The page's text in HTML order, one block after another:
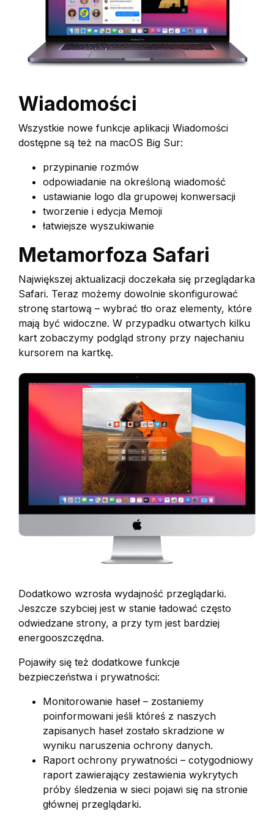
Wiadomości
Wszystkie nowe funkcje aplikacji Wiadomości
dostępne są też na macOS Big Sur:
przypinanie rozmów
odpowiadanie na określoną wiadomość
ustawianie logo dla grupowej konwersacji
tworzenie i edycja Memoji
łatwiejsze wyszukiwanie
Metamorfoza Safari
Największej aktualizacji doczekała się przeglądarka
Safari. Teraz możemy dowolnie skonfigurować
stronę startową – wybrać tło oraz elementy, które
mają być widoczne. W przypadku otwartych kilku
kart zobaczymy podgląd strony przy najechaniu
kursorem na kartkę.
Dodatkowo wzrosła wydajność przeglądarki.
Jeszcze szybciej jest w stanie ładować często
odwiedzane strony, a przy tym jest bardziej
energooszczędna.
Pojawiły się też dodatkowe funkcje
bezpieczeństwa i prywatności:
Monitorowanie haseł – zostaniemy
poinformowani jeśli któreś z naszych
zapisanych haseł zostało skradzione w
wyniku naruszenia ochrony danych.
Raport ochrony prywatności – cotygodniowy
raport zawierający zestawienia wykrytych
próby śledzenia w sieci pojawi się na stronie
głównej przeglądarki.